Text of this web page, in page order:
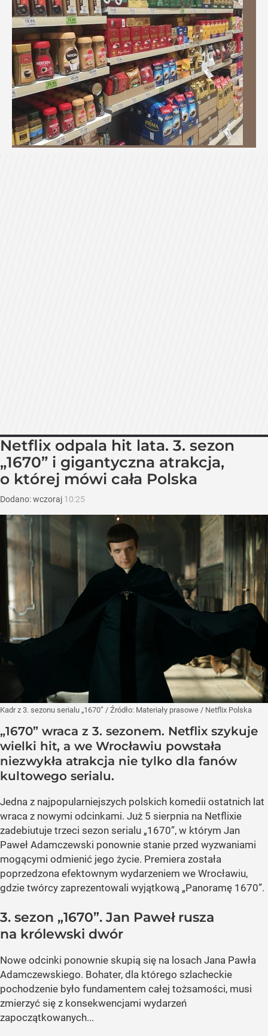
Netflix odpala hit lata. 3. sezon
„1670” i gigantyczna atrakcja,
o której mówi cała Polska
Dodano:wczoraj 10:25
Kadr z 3. sezonu serialu „1670” / Źródło: Materiały prasowe / Netflix Polska
„1670” wraca z 3. sezonem. Netflix szykuje
wielki hit, a we Wrocławiu powstała
niezwykła atrakcja nie tylko dla fanów
kultowego serialu.
Jedna z najpopularniejszych polskich komedii ostatnich lat
wraca z nowymi odcinkami. Już 5 sierpnia na Netflixie
zadebiutuje trzeci sezon serialu „1670”, w którym Jan
Paweł Adamczewski ponownie stanie przed wyzwaniami
mogącymi odmienić jego życie. Premiera została
poprzedzona efektownym wydarzeniem we Wrocławiu,
gdzie twórcy zaprezentowali wyjątkową „Panoramę 1670”.
3. sezon „1670”. Jan Paweł rusza
na królewski dwór
Nowe odcinki ponownie skupią się na losach Jana Pawła
Adamczewskiego. Bohater, dla którego szlacheckie
pochodzenie było fundamentem całej tożsamości, musi
zmierzyć się z konsekwencjami wydarzeń
zapoczątkowanych...